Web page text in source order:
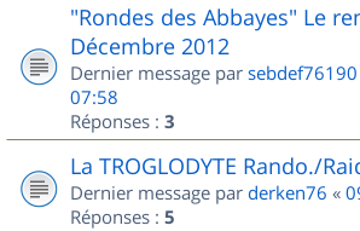
"Rondes des Abbayes" Le
Décembre 2012
Dernier message par sebdef76190
07:58
Réponses : 3
La TROGLODYTE Rando./
Dernier message par derken76 «
Réponses : 5